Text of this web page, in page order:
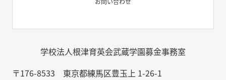
学校法人根津育英会武蔵学園募金事務室
〒176-8533 東京都練馬区豊玉上 1-26-1